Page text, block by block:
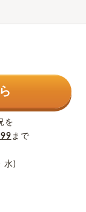
を
まで
水)